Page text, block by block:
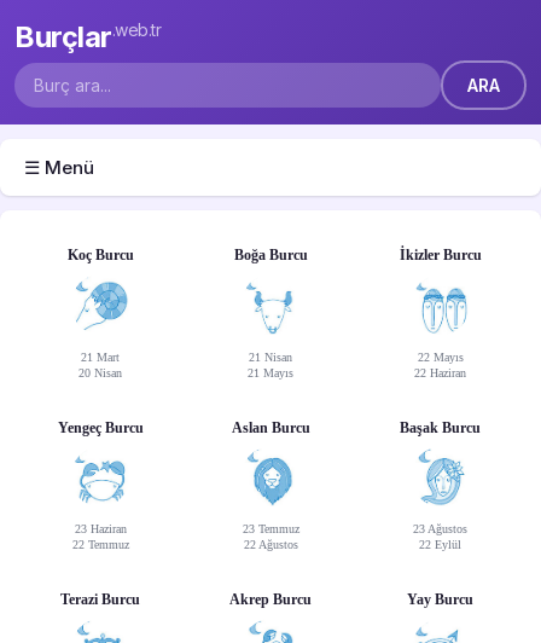
Burçlar.web.tr
☰ Menü
Koç Burcu
21 Mart
20 Nisan
Boğa Burcu
21 Nisan
21 Mayıs
İkizler Burcu
22 Mayıs
22 Haziran
Yengeç Burcu
23 Haziran
22 Temmuz
Aslan Burcu
23 Temmuz
22 Ağustos
Başak Burcu
23 Ağustos
22 Eylül
Terazi Burcu Akrep Burcu Yay Burcu